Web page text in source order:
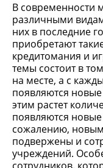
В современности
различными
них в последние
приобретают
кредитомания и
темы состоит в
на месте, а с
появляются новые
этим растет
появляются
сожалению,
подвержены и
учреждений.